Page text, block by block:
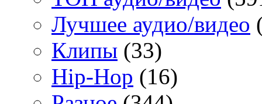
Лучшее аудио/видео
Клипы (33)
Hip-Hop (16)